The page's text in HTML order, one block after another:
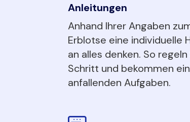
Anleitungen
Anhand Ihrer Angaben
Erblotse eine individuelle
an alles denken. So
Schritt und bekommen
anfallenden Aufgaben.